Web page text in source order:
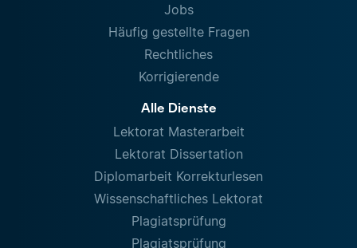
Jobs
Häufig gestellte Fragen
Rechtliches
Korrigierende
Alle Dienste
Lektorat Masterarbeit
Lektorat Dissertation
Diplomarbeit Korrekturlesen
Wissenschaftliches Lektorat
Plagiatsprüfung
Plagiatsprüfung